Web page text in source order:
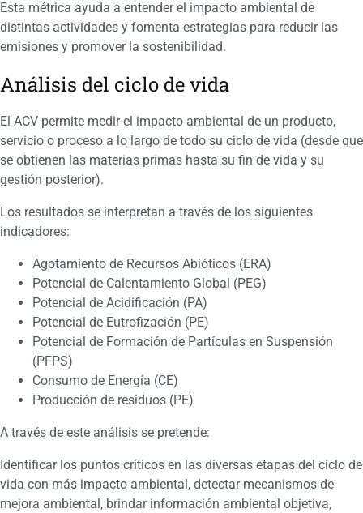
Esta métrica ayuda a entender el impacto ambiental de
distintas actividades y fomenta estrategias para reducir las
emisiones y promover la sostenibilidad.
Análisis del ciclo de vida
El ACV permite medir el impacto ambiental de un producto,
servicio o proceso a lo largo de todo su ciclo de vida (desde que
se obtienen las materias primas hasta su fin de vida y su
gestión posterior).
Los resultados se interpretan a través de los siguientes
indicadores:
Agotamiento de Recursos Abióticos (ERA)
Potencial de Calentamiento Global (PEG)
Potencial de Acidificación (PA)
Potencial de Eutrofización (PE)
Potencial de Formación de Partículas en Suspensión
(PFPS)
Consumo de Energía (CE)
Producción de residuos (PE)
A través de este análisis se pretende:
Identificar los puntos críticos en las diversas etapas del ciclo de
vida con más impacto ambiental, detectar mecanismos de
mejora ambiental, brindar información ambiental objetiva,